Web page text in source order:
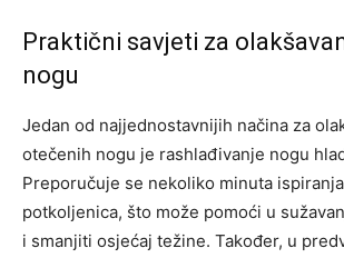
Praktični savjeti za
nogu
Jedan od najjednostavnijih načina za
otečenih nogu je rashlađivanje nogu
Preporučuje se nekoliko minuta
potkoljenica, što može pomoći u
i smanjiti osjećaj težine. Također, u